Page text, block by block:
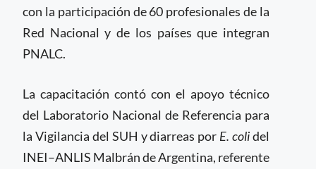
con la participación de 60 profesionales de la
Red Nacional y de los países que integran
PNALC.
La capacitación contó con el apoyo técnico
del Laboratorio Nacional de Referencia para
la Vigilancia del SUH y diarreas por E. colidel
INEI–ANLIS Malbrán de Argentina, referente